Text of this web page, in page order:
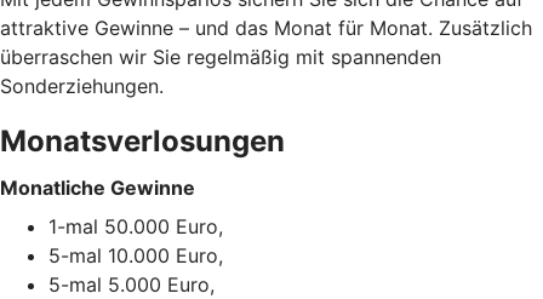
attraktive Gewinne – und das Monat für Monat. Zusätzlich
überraschen wir Sie regelmäßig mit spannenden
Sonderziehungen.
Monatsverlosungen
Monatliche Gewinne
1-mal 50.000 Euro,
5-mal 10.000 Euro,
5-mal 5.000 Euro,